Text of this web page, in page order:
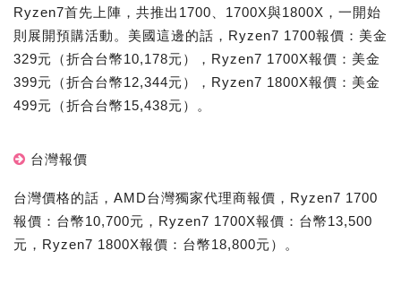
Ryzen7首先上陣，共推出1700、1700X與1800X，一開始
則展開預購活動。美國這邊的話，Ryzen7 1700報價：美金
329元（折合台幣10,178元），Ryzen7 1700X報價：美金
399元（折合台幣12,344元），Ryzen7 1800X報價：美金
499元（折合台幣15,438元）。
台灣報價
台灣價格的話，AMD台灣獨家代理商報價，Ryzen7 1700
報價：台幣10,700元，Ryzen7 1700X報價：台幣13,500
元，Ryzen7 1800X報價：台幣18,800元）。